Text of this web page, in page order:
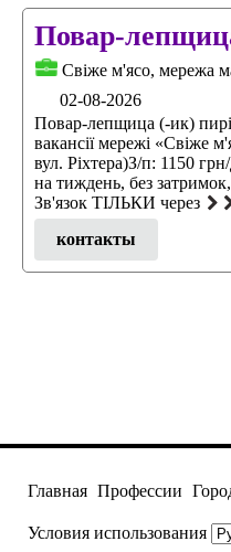
Повар-
Свіже м'ясо, мережа
02-08-2026
Повар-лепщица (-ик)
вакансії мережі «Свіже
вул. Ріхтера)З/п: 1150
на тиждень, без
Зв'язок ТІЛЬКИ через
контакты
Главная Профессии
Условия использования